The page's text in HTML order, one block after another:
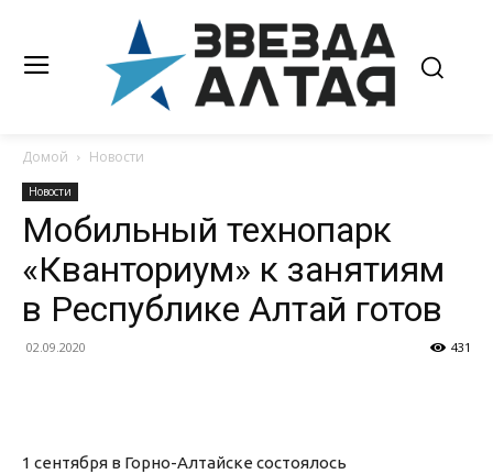
Домой Новости
Новости
Мобильный технопарк
«Кванториум» к занятиям
в Республике Алтай готов
02.09.2020 431
1 сентября в Горно-Алтайске состоялось